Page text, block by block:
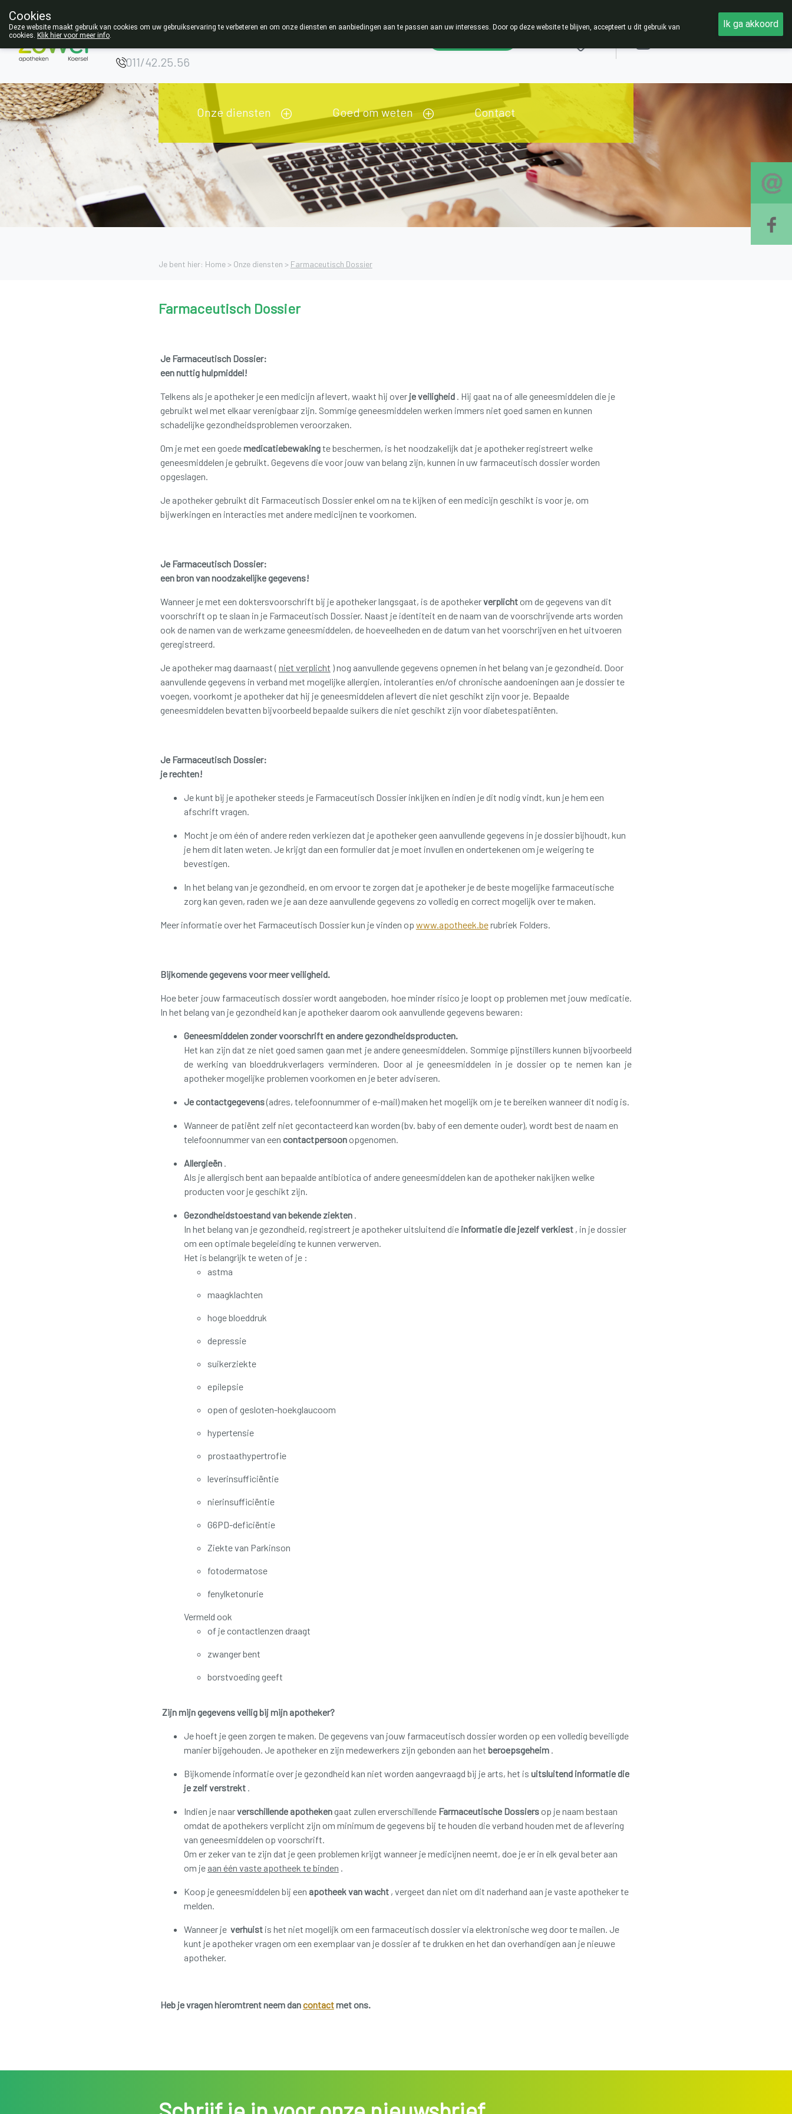
Opgelet:
011/42.25.56
Onze diensten Goed om weten Contact
Je bent hier: Home > Onze diensten > Farmaceutisch Dossier
Farmaceutisch Dossier
Je Farmaceutisch Dossier:
een nuttig hulpmiddel!
Telkens als je apotheker je een medicijn aflevert, waakt hij over je veiligheid. Hij gaat na of alle geneesmiddelen die je
gebruikt wel met elkaar verenigbaar zijn. Sommige geneesmiddelen werken immers niet goed samen en kunnen
schadelijke gezondheidsproblemen veroorzaken.
Om je met een goedemedicatiebewakingte beschermen, is het noodzakelijk dat je apotheker registreert welke
geneesmiddelen je gebruikt. Gegevens die voor jouw van belang zijn, kunnen in uw farmaceutisch dossier worden
opgeslagen.
Je apotheker gebruikt dit Farmaceutisch Dossier enkel om na te kijken of een medicijn geschikt is voor je, om
bijwerkingen en interacties met andere medicijnen te voorkomen.
Je Farmaceutisch Dossier:
een bron van noodzakelijke gegevens!
Wanneer je met een doktersvoorschrift bij je apotheker langsgaat, is de apothekerverplichtom de gegevens van dit
voorschrift op te slaan in je Farmaceutisch Dossier. Naast je identiteit en de naam van de voorschrijvende arts worden
ook de namen van de werkzame geneesmiddelen, de hoeveelheden en de datum van het voorschrijven en het uitvoeren
geregistreerd.
Je apotheker mag daarnaast ( niet verplicht ) nog aanvullende gegevens opnemen in het belang van je gezondheid. Door
aanvullende gegevens in verband met mogelijke allergien, intoleranties en/of chronische aandoeningen aan je dossier te
voegen, voorkomt je apotheker dat hij je geneesmiddelen aflevert die niet geschikt zijn voor je. Bepaalde
geneesmiddelen bevatten bijvoorbeeld bepaalde suikers die niet geschikt zijn voor diabetespatiënten.
Je Farmaceutisch Dossier:
je rechten!
Je kunt bij je apotheker steeds je Farmaceutisch Dossier inkijken en indien je dit nodig vindt, kun je hem een
afschrift vragen.
Mocht je om één of andere reden verkiezen dat je apotheker geen aanvullende gegevens in je dossier bijhoudt, kun
je hem dit laten weten. Je krijgt dan een formulier dat je moet invullen en ondertekenen om je weigering te
bevestigen.
In het belang van je gezondheid, en om ervoor te zorgen dat je apotheker je de beste mogelijke farmaceutische
zorg kan geven, raden we je aan deze aanvullende gegevens zo volledig en correct mogelijk over te maken.
Meer informatie over het Farmaceutisch Dossier kun je vinden op www.apotheek.berubriek Folders.
Bijkomende gegevens voor meer veiligheid.
Hoe beter jouw farmaceutisch dossier wordt aangeboden, hoe minder risico je loopt op problemen met jouw medicatie.
In het belang van je gezondheid kan je apotheker daarom ook aanvullende gegevens bewaren:
Geneesmiddelen zonder voorschrift en andere gezondheidsproducten.
Het kan zijn dat ze niet goed samen gaan met je andere geneesmiddelen. Sommige pijnstillers kunnen bijvoorbeeld
de werking van bloeddrukverlagers verminderen. Door al je geneesmiddelen in je dossier op te nemen kan je
apotheker mogelijke problemen voorkomen en je beter adviseren.
Je contactgegevens(adres, telefoonnummer of e-mail) maken het mogelijk om je te bereiken wanneer dit nodig is.
Wanneer de patiënt zelf niet gecontacteerd kan worden (bv. baby of een demente ouder), wordt best de naam en
telefoonnummer van een contactpersoonopgenomen.
Allergieën.
Als je allergisch bent aan bepaalde antibiotica of andere geneesmiddelen kan de apotheker nakijken welke
producten voor je geschikt zijn.
Gezondheidstoestand van bekende ziekten.
In het belang van je gezondheid, registreert je apotheker uitsluitend die informatie die jezelf verkiest, in je dossier
om een optimale begeleiding te kunnen verwerven.
Het is belangrijk te weten of je :
astma
maagklachten
hoge bloeddruk
depressie
suikerziekte
epilepsie
open of gesloten-hoekglaucoom
hypertensie
prostaathypertrofie
leverinsufficiëntie
nierinsufficiëntie
G6PD-deficiëntie
Ziekte van Parkinson
fotodermatose
fenylketonurie
Vermeld ook
of je contactlenzen draagt
zwanger bent
borstvoeding geeft
Zijn mijn gegevens veilig bij mijn apotheker?
Je hoeft je geen zorgen te maken. De gegevens van jouw farmaceutisch dossier worden op een volledig beveiligde
manier bijgehouden. Je apotheker en zijn medewerkers zijn gebonden aan het beroepsgeheim.
Bijkomende informatie over je gezondheid kan niet worden aangevraagd bij je arts, het is uitsluitend informatie die
je zelf verstrekt.
Indien je naarverschillende apothekengaat zullen erverschillende Farmaceutische Dossiersop je naam bestaan
omdat de apothekers verplicht zijn om minimum de gegevens bij te houden die verband houden met de aflevering
van geneesmiddelen op voorschrift.
Om er zeker van te zijn dat je geen problemen krijgt wanneer je medicijnen neemt, doe je er in elk geval beter aan
om je aan één vaste apotheek te binden .
Koop je geneesmiddelen bij een apotheek van wacht, vergeet dan niet om dit naderhand aan je vaste apotheker te
melden.
Wanneer je verhuistis het niet mogelijk om een farmaceutisch dossier via elektronische weg door te mailen. Je
kunt je apotheker vragen om een exemplaar van je dossier af te drukken en het dan overhandigen aan je nieuwe
apotheker.
Heb je vragen hieromtrent neem dancontactmet ons.
Cookies
Deze website maakt gebruik van cookies om uw gebruikservaring te verbeteren en om onze diensten en aanbiedingen aan te passen aan uw interesses. Door op deze website te blijven, accepteert u dit gebruik van
cookies. Klik hier voor meer info.
Ik ga akkoord